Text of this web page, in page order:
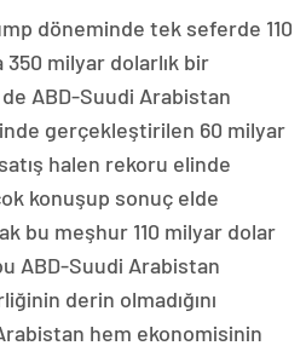
döneminde tek seferde 110
milyar dolarlık bir
ABD-Suudi Arabistan
gerçekleştirilen 60 milyar
halen rekoru elinde
konuşup sonuç elde
bu meşhur 110 milyar dolar
ABD-Suudi Arabistan
derin olmadığını
hem ekonomisinin